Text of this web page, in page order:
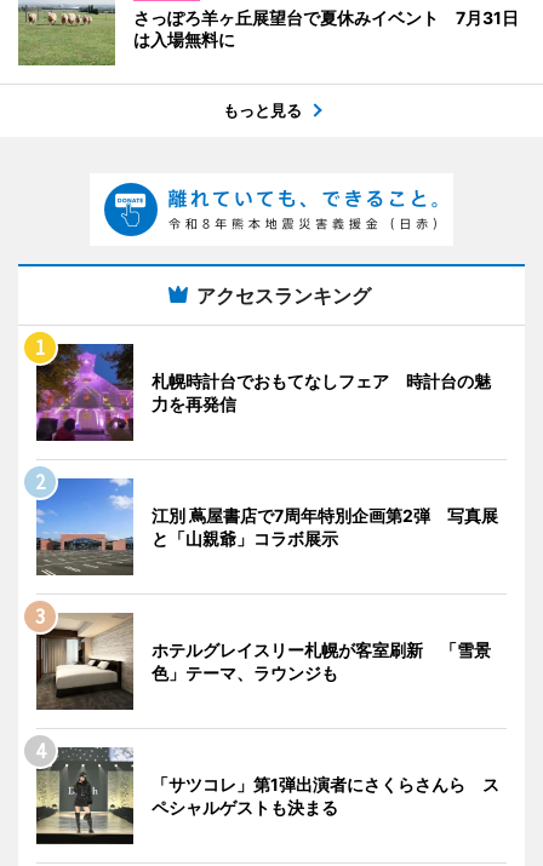
さっぽろ羊ヶ丘展望台で夏休みイベント 7月31日
は入場無料に
もっと見る
アクセスランキング
札幌時計台でおもてなしフェア 時計台の魅
力を再発信
江別 蔦屋書店で7周年特別企画第2弾 写真展
と「山親爺」コラボ展示
ホテルグレイスリー札幌が客室刷新 「雪景
色」テーマ、ラウンジも
「サツコレ」第1弾出演者にさくらさんら ス
ペシャルゲストも決まる